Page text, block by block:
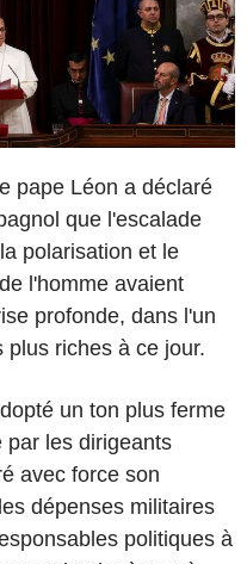
pape Léon a déclaré
que l'escalade
polarisation et le
l'homme avaient
profonde, dans l'un
riches à ce jour.
un ton plus ferme
par les dirigeants
avec force son
dépenses militaires
politiques à